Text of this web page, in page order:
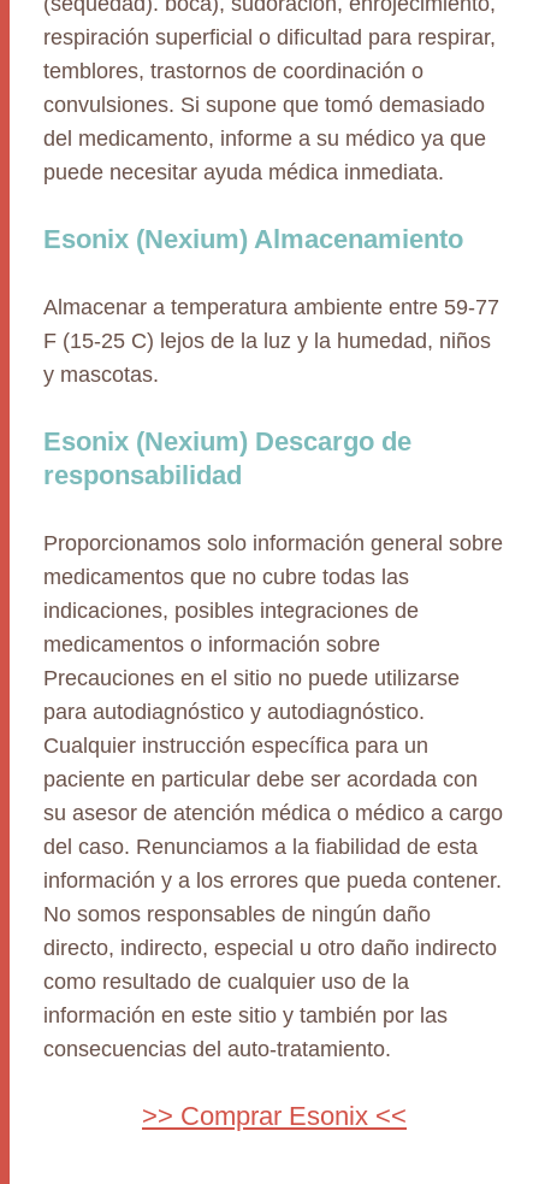
respiración superficial o dificultad para respirar,
temblores, trastornos de coordinación o
convulsiones. Si supone que tomó demasiado
del medicamento, informe a su médico ya que
puede necesitar ayuda médica inmediata.
Esonix (Nexium) Almacenamiento
Almacenar a temperatura ambiente entre 59-77
F (15-25 C) lejos de la luz y la humedad, niños
y mascotas.
Esonix (Nexium) Descargo de
responsabilidad
Proporcionamos solo información general sobre
medicamentos que no cubre todas las
indicaciones, posibles integraciones de
medicamentos o información sobre
Precauciones en el sitio no puede utilizarse
para autodiagnóstico y autodiagnóstico.
Cualquier instrucción específica para un
paciente en particular debe ser acordada con
su asesor de atención médica o médico a cargo
del caso. Renunciamos a la fiabilidad de esta
información y a los errores que pueda contener.
No somos responsables de ningún daño
directo, indirecto, especial u otro daño indirecto
como resultado de cualquier uso de la
información en este sitio y también por las
consecuencias del auto-tratamiento.
>> Comprar Esonix <<